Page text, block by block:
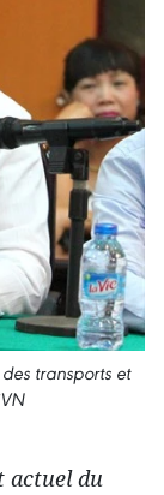
transports et
actuel du